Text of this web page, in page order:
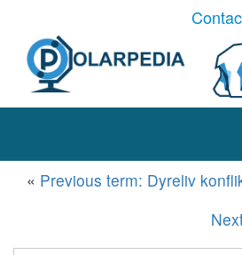
« Previous term: Dyreliv